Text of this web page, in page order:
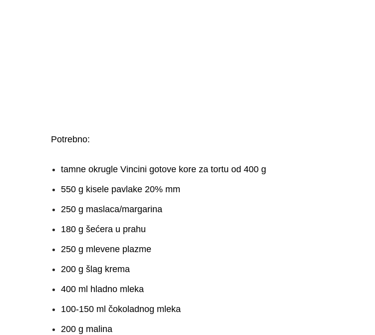
Potrebno:
tamne okrugle Vincini gotove kore za tortu od 400 g
550 g kisele pavlake 20% mm
250 g maslaca/margarina
180 g šećera u prahu
250 g mlevene plazme
200 g šlag krema
400 ml hladno mleka
100-150 ml čokoladnog mleka
200 g malina